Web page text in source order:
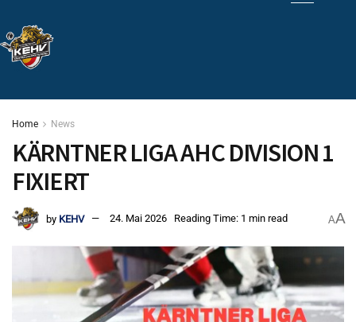
Home News
KÄRNTNER LIGA AHC DIVISION 1
FIXIERT
by KEHV 24. Mai 2026 Reading Time: 1 min read AA